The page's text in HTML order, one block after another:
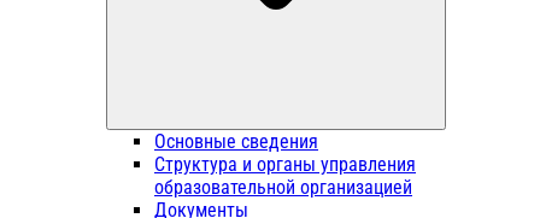
Основные сведения
Структура и органы управления
образовательной организацией
Документы